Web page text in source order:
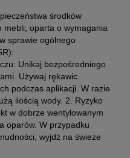
środków
mebli, oparta o wymagania
sprawie ogólnego
Unikaj bezpośredniego
Używaj rękawic
podczas aplikacji. W razie
ilością wody. 2. Ryzyko
w dobrze wentylowanym
oparów. W przypadku
wyjdź na świeże